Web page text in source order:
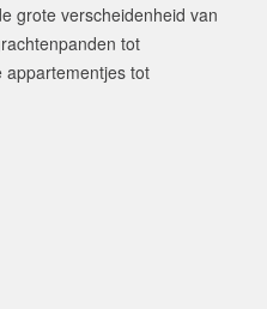
grote verscheidenheid van
tot
appartementjes tot